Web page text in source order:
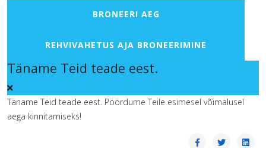
BRONEERI AEG
REHVIVAHETUS AJA BRONEERIMINE
Täname Teid teade eest.
Täname Teid teade eest. Pöördume Teile esimesel võimalusel
aega kinnitamiseks!